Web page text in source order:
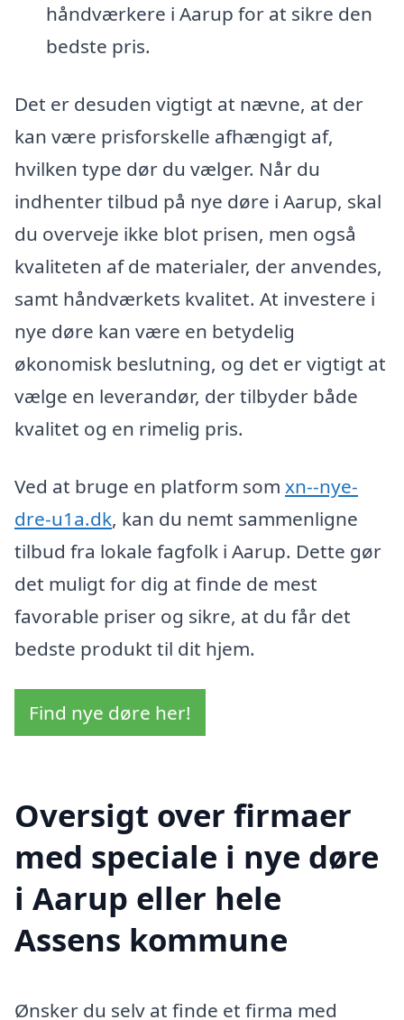
håndværkere i Aarup for at sikre den
bedste pris.
Det er desuden vigtigt at nævne, at der
kan være prisforskelle afhængigt af,
hvilken type dør du vælger. Når du
indhenter tilbud på nye døre i Aarup, skal
du overveje ikke blot prisen, men også
kvaliteten af de materialer, der anvendes,
samt håndværkets kvalitet. At investere i
nye døre kan være en betydelig
økonomisk beslutning, og det er vigtigt at
vælge en leverandør, der tilbyder både
kvalitet og en rimelig pris.
Ved at bruge en platform som xn--nye-
dre-u1a.dk, kan du nemt sammenligne
tilbud fra lokale fagfolk i Aarup. Dette gør
det muligt for dig at finde de mest
favorable priser og sikre, at du får det
bedste produkt til dit hjem.
Find nye døre her!
Oversigt over firmaer
med speciale i nye døre
i Aarup eller hele
Assens kommune
Ønsker du selv at finde et firma med